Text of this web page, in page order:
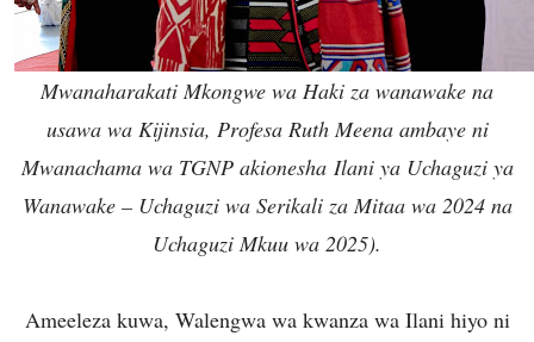
Mwanaharakati Mkongwe wa Haki za wanawake na
usawa wa Kijinsia, Profesa Ruth Meena ambaye ni
Mwanachama wa TGNP akionesha Ilani ya Uchaguzi ya
Wanawake – Uchaguzi wa Serikali za Mitaa wa 2024 na
Uchaguzi Mkuu wa 2025).
Ameeleza kuwa, Walengwa wa kwanza wa Ilani hiyo ni